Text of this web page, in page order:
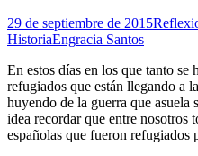
29 de septiembre de 2015
HistoriaEngracia Santos
En estos días en los que tanto se
refugiados que están llegando a
huyendo de la guerra que asuela
idea recordar que entre nosotros
españolas que fueron